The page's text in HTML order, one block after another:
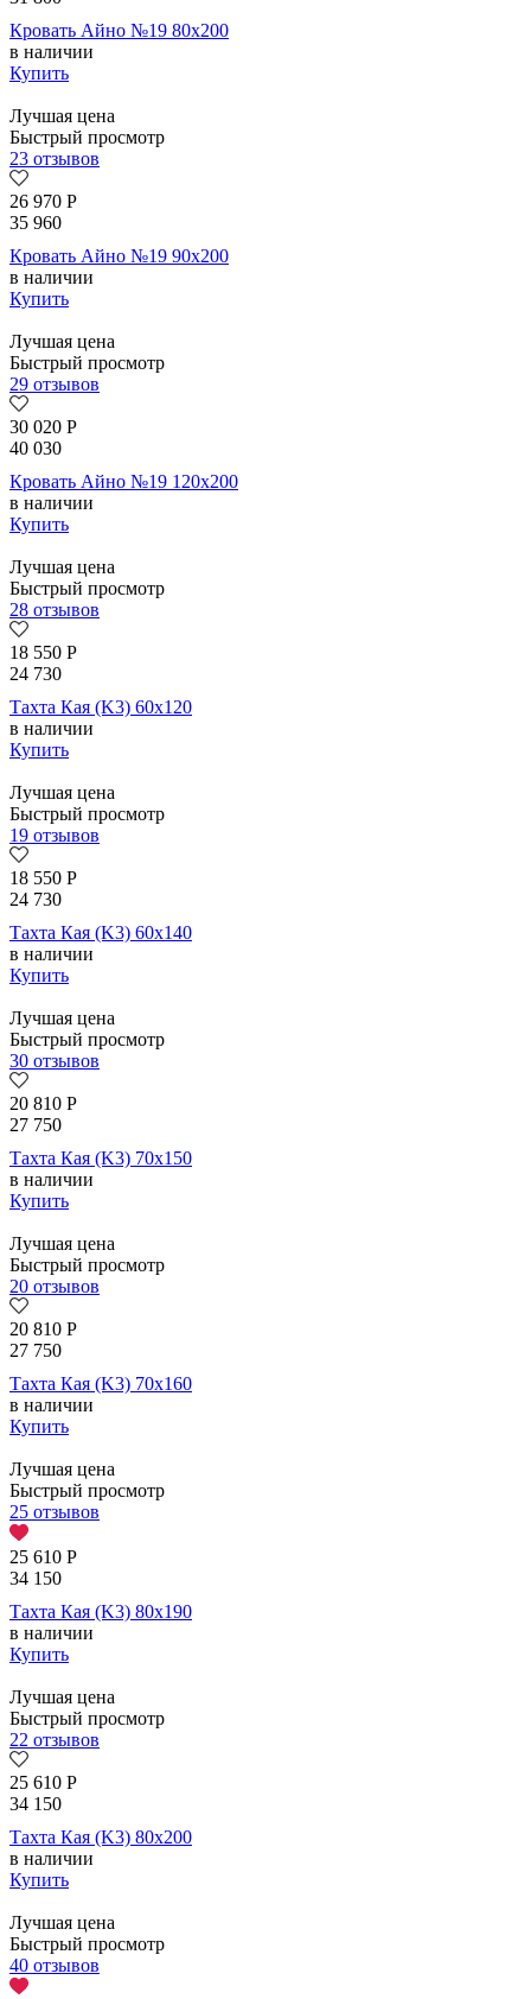
Кровать Айно №19 80х200
в наличии
Купить
Лучшая цена
Быстрый просмотр
23 отзывов
26 970 Р
35 960
Кровать Айно №19 90х200
в наличии
Купить
Лучшая цена
Быстрый просмотр
29 отзывов
30 020 Р
40 030
Кровать Айно №19 120х200
в наличии
Купить
Лучшая цена
Быстрый просмотр
28 отзывов
18 550 Р
24 730
Тахта Кая (K3) 60х120
в наличии
Купить
Лучшая цена
Быстрый просмотр
19 отзывов
18 550 Р
24 730
Тахта Кая (K3) 60х140
в наличии
Купить
Лучшая цена
Быстрый просмотр
30 отзывов
20 810 Р
27 750
Тахта Кая (K3) 70х150
в наличии
Купить
Лучшая цена
Быстрый просмотр
20 отзывов
20 810 Р
27 750
Тахта Кая (K3) 70х160
в наличии
Купить
Лучшая цена
Быстрый просмотр
25 отзывов
25 610 Р
34 150
Тахта Кая (K3) 80х190
в наличии
Купить
Лучшая цена
Быстрый просмотр
22 отзывов
25 610 Р
34 150
Тахта Кая (K3) 80х200
в наличии
Купить
Лучшая цена
Быстрый просмотр
40 отзывов